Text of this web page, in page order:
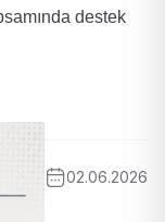
destek
02.06.2026